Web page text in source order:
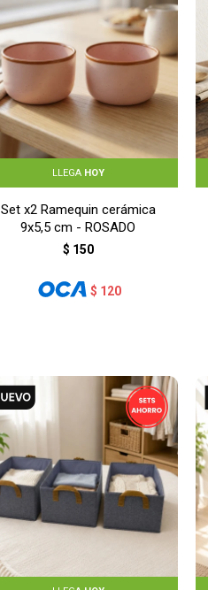
LLEGA HOY
Set x2 Ramequin cerámica
9x5,5 cm - ROSADO
$ 150
$ 120